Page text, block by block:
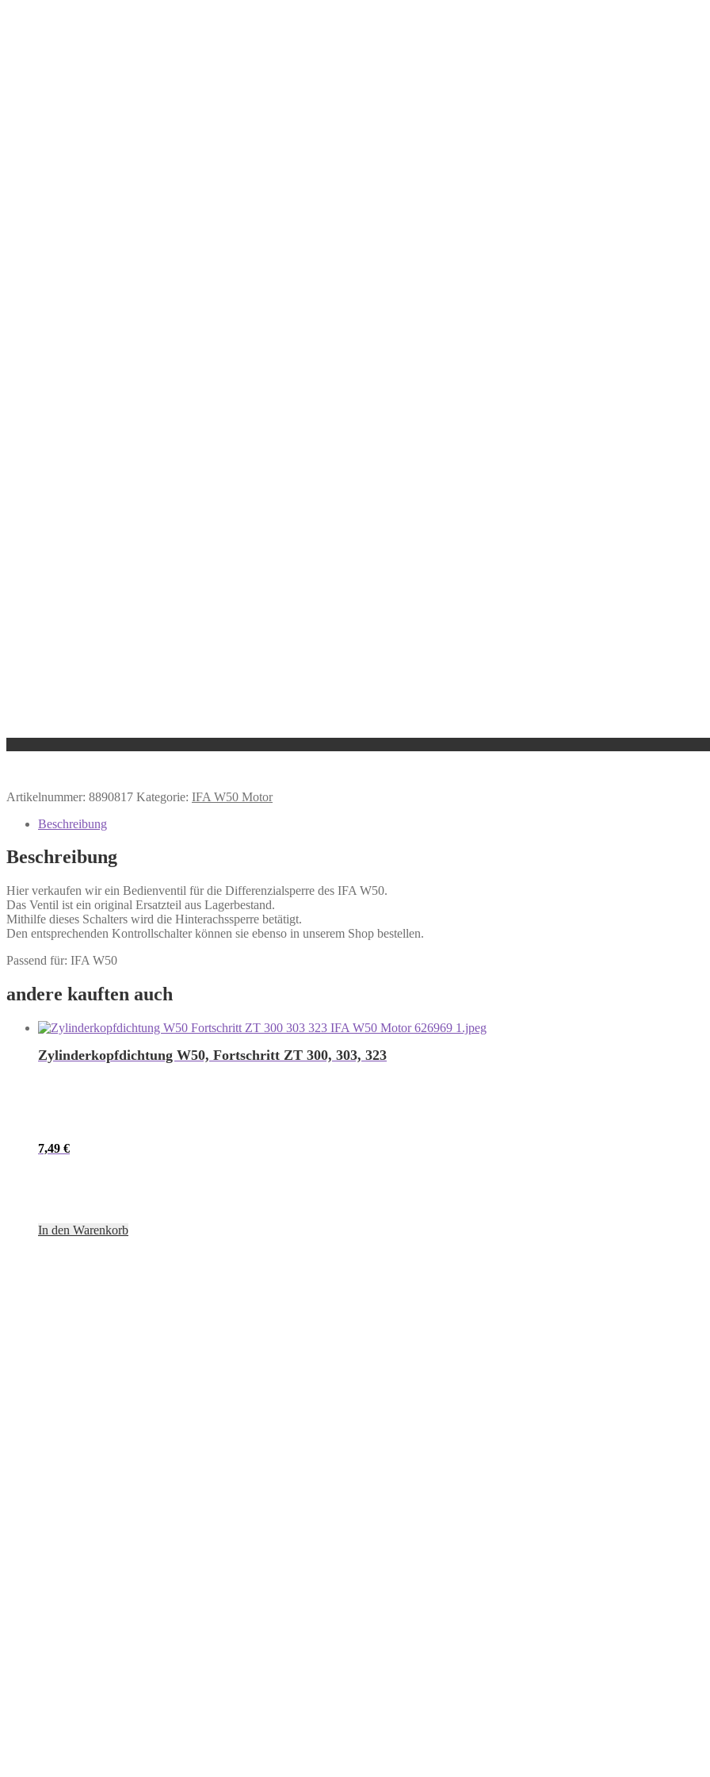
Artikelnummer: 8890817 Kategorie: IFA W50 Motor
Beschreibung
Beschreibung
Hier verkaufen wir ein Bedienventil für die Differenzialsperre des IFA W50.
Das Ventil ist ein original Ersatzteil aus Lagerbestand.
Mithilfe dieses Schalters wird die Hinterachssperre betätigt.
Den entsprechenden Kontrollschalter können sie ebenso in unserem Shop bestellen.
Passend für: IFA W50
andere kauften auch
Zylinderkopfdichtung W50, Fortschritt ZT 300, 303, 323
7,49 €
In den Warenkorb